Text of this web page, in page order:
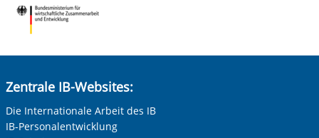
Zentrale IB-Websites:
Die Internationale Arbeit des IB
IB-Personalentwicklung